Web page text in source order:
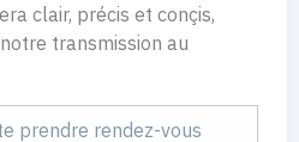
clair, précis et conçis,
transmission au